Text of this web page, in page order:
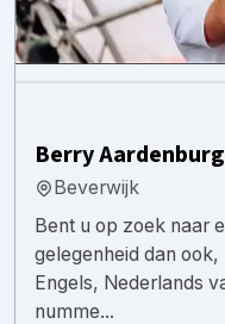
Berry Aardenburg
Beverwijk
Bent u op zoek naar
gelegenheid dan
Engels, Nederlands
numme...